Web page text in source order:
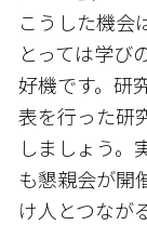
こうした機会
とっては学び
好機です。研
表を行った研
しましょう。
も懇親会が開
け人とつなが